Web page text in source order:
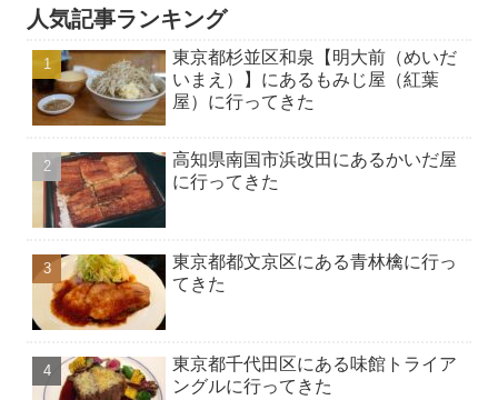
人気記事ランキング
東京都杉並区和泉【明大前（めいだ
いまえ）】にあるもみじ屋（紅葉
屋）に行ってきた
高知県南国市浜改田にあるかいだ屋
に行ってきた
東京都都文京区にある青林檎に行っ
てきた
東京都千代田区にある味館トライア
ングルに行ってきた